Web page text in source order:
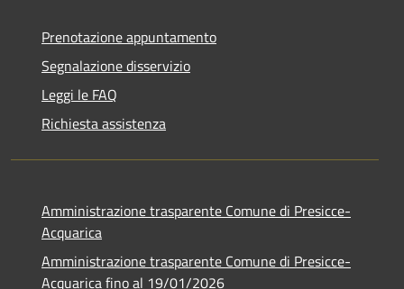
Prenotazione appuntamento
Segnalazione disservizio
Leggi le FAQ
Richiesta assistenza
Amministrazione trasparente Comune di Presicce-
Acquarica
Amministrazione trasparente Comune di Presicce-
Acquarica fino al 19/01/2026